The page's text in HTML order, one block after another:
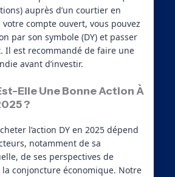
auprès d’un courtier en
compte ouvert, vous pouvez
par son symbole (DY) et passer
Il est recommandé de faire une
avant d’investir.
Elle Une Bonne Action À
?
l’action DY en 2025 dépend
notamment de sa
de ses perspectives de
la conjoncture économique. Notre